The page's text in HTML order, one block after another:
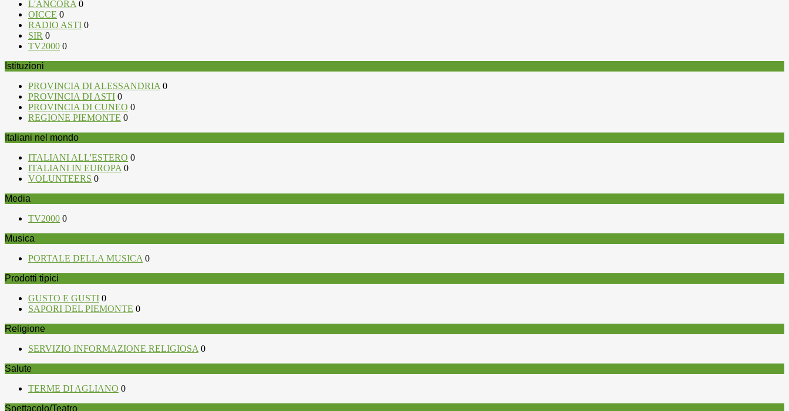
L'ANCORA 0
OICCE 0
RADIO ASTI 0
SIR 0
TV2000 0
Istituzioni
PROVINCIA DI ALESSANDRIA 0
PROVINCIA DI ASTI 0
PROVINCIA DI CUNEO 0
REGIONE PIEMONTE 0
Italiani nel mondo
ITALIANI ALL'ESTERO 0
ITALIANI IN EUROPA 0
VOLUNTEERS 0
Media
TV2000 0
Musica
PORTALE DELLA MUSICA 0
Prodotti tipici
GUSTO E GUSTI 0
SAPORI DEL PIEMONTE 0
Religione
SERVIZIO INFORMAZIONE RELIGIOSA 0
Salute
TERME DI AGLIANO 0
Spettacolo/Teatro